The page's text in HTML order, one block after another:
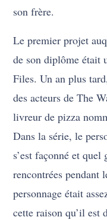
son frère.
Le premier projet
de son diplôme était
Files. Un an plus
des acteurs de The
livreur de pizza
Dans la série, le
s’est façonné et
rencontrées pendant
personnage était
cette raison qu’il est